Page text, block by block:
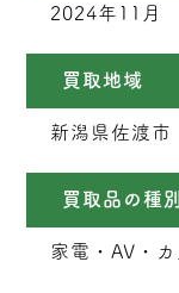
2024年11月
買取地域
新潟県佐渡市
買取品の種別
家電・AV・